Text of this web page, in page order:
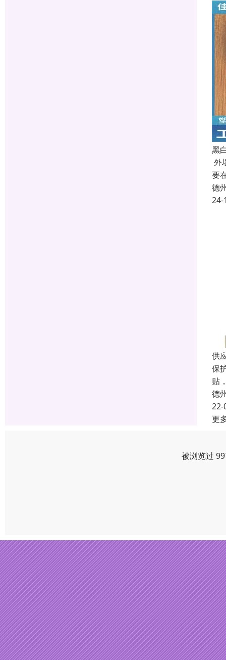
黑
外
要
德
24-
供
保
贴
德
22-
更
被浏览过